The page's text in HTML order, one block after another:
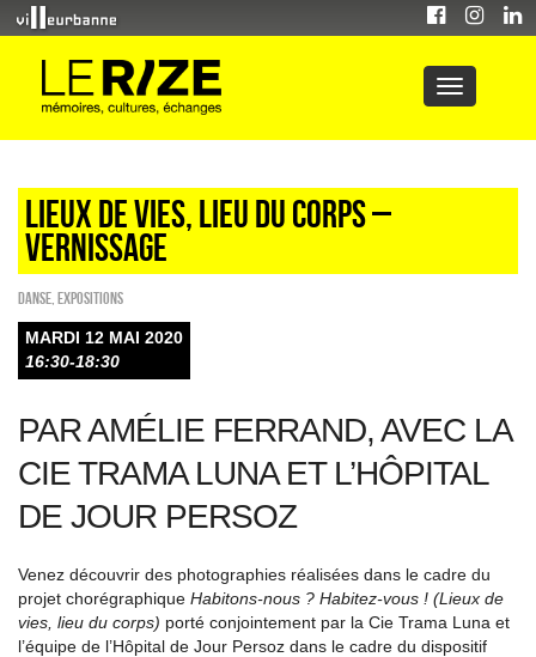
Lieux de vies, lieu du corps –
Vernissage
Danse EXPOSITIONS
MARDI 12 MAI 2020
16:30-18:30
PAR AMÉLIE FERRAND, AVEC LA
CIE TRAMA LUNA ET L’HÔPITAL
DE JOUR PERSOZ
Venez découvrir des photographies réalisées dans le cadre du
projet chorégraphique Habitons-nous ? Habitez-vous ! (Lieux de
vies, lieu du corps) porté conjointement par la Cie Trama Luna et
l’équipe de l’Hôpital de Jour Persoz dans le cadre du dispositif